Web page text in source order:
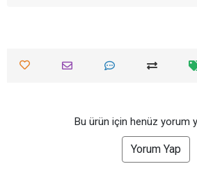
Bu ürün için henüz yorum
Yorum Yap